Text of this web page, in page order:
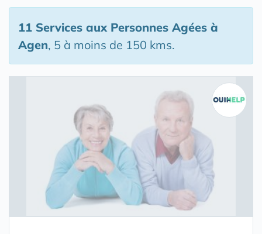
11 Services aux Personnes Agées à
Agen, 5 à moins de 150 kms.